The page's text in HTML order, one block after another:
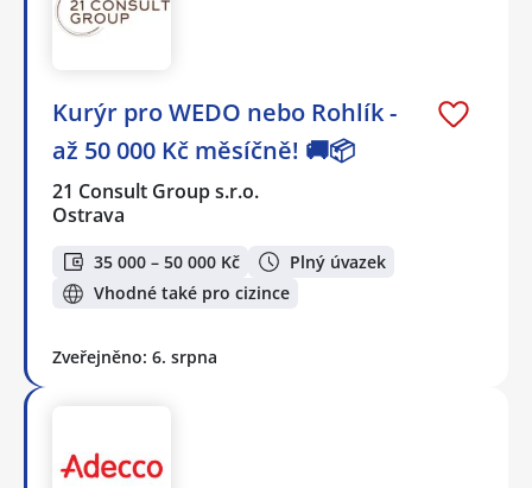
Kurýr pro WEDO nebo Rohlík -
až 50 000 Kč měsíčně! 🚚📦
21 Consult Group s.r.o.
Ostrava
35 000 – 50 000 Kč
Plný úvazek
Vhodné také pro cizince
Zveřejněno: 6. srpna